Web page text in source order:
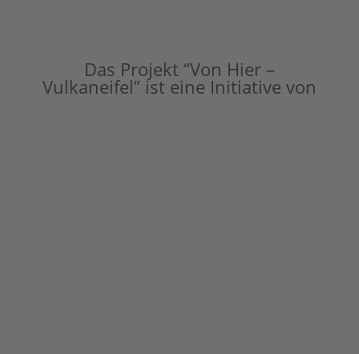
Das Projekt “Von Hier –
Vulkaneifel” ist eine Initiative von